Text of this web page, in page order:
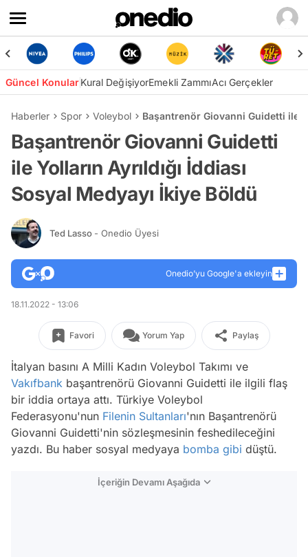
Güncel KonularKural DeğişiyorEmekli ZammıAcı Gerçekler
Haberler Spor Voleybol Başantrenör Giovanni Guidetti ile
Başantrenör Giovanni Guidetti
ile Yolların Ayrıldığı İddiası
Sosyal Medyayı İkiye Böldü
Ted Lasso - Onedio Üyesi
Onedio’yu Google'a ekleyin
18.11.2022 - 13:06
Favori Yorum Yap Paylaş
İtalyan basını A Milli Kadın Voleybol Takımı ve
Vakıfbank başantrenörü Giovanni Guidetti ile ilgili flaş
bir iddia ortaya attı. Türkiye Voleybol
Federasyonu'nun Filenin Sultanları'nın Başantrenörü
Giovanni Guidetti'nin sözleşmesinin feshedileceğini
yazdı. Bu haber sosyal medyaya bomba gibi düştü.
İçeriğin Devamı Aşağıda